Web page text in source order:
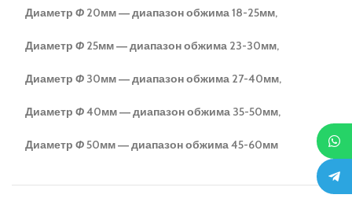
Диаметр Ф 20мм ― диапазон обжима 18-25мм,
Диаметр Ф 25мм ― диапазон обжима 23-30мм,
Диаметр Ф 30мм ― диапазон обжима 27-40мм,
Диаметр Ф40мм ― диапазон обжима 35-50мм,
Диаметр Ф50мм ― диапазон обжима 45-60мм